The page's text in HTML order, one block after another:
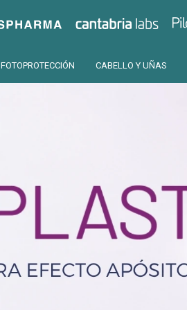
FOTOPROTECCIÓN CABELLO Y UÑAS
Isispharma Cantabria